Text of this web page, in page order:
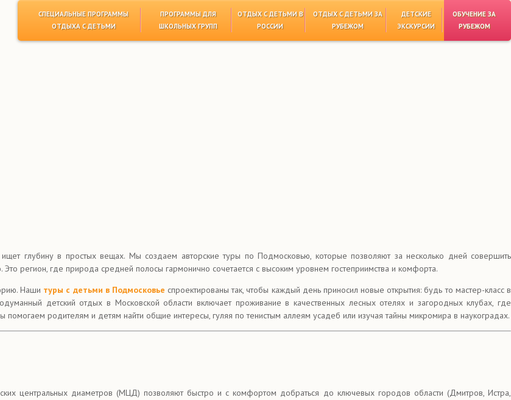
СПЕЦИАЛЬНЫЕ ПРОГРАММЫ
ОТДЫХА С ДЕТЬМИ
ПРОГРАММЫ ДЛЯ
ШКОЛЬНЫХ ГРУПП
ОТДЫХ С ДЕТЬМИ В
РОССИИ
ОТДЫХ С ДЕТЬМИ ЗА
РУБЕЖОМ
ДЕТСКИЕ
ЭКСКУРСИИ
ОБУЧЕНИЕ ЗА
РУБЕЖОМ
глубину в простых вещах. Мы создаем авторские туры по Подмосковью, которые позволяют за несколько дней совершить
регион, где природа средней полосы гармонично сочетается с высоким уровнем гостеприимства и комфорта.
Наши туры с детьми в Подмосковье спроектированы так, чтобы каждый день приносил новые открытия: будь то мастер-класс в
детский отдых в Московской области включает проживание в качественных лесных отелях и загородных клубах, где
помогаем родителям и детям найти общие интересы, гуляя по тенистым аллеям усадеб или изучая тайны микромира в наукоградах.
центральных диаметров (МЦД) позволяют быстро и с комфортом добраться до ключевых городов области (Дмитров, Истра,